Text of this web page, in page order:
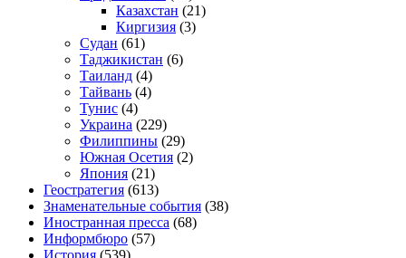
Казахстан (21)
Киргизия (3)
Судан (61)
Таджикистан (6)
Таиланд (4)
Тайвань (4)
Тунис (4)
Украина (229)
Филиппины (29)
Южная Осетия (2)
Япония (21)
Геостратегия (613)
Знаменательные события (38)
Иностранная пресса (68)
Информбюро (57)